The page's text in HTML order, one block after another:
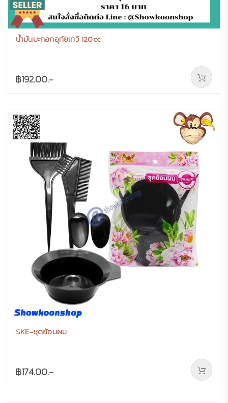
น้ำมันมะกอกอุทัยเทวี 120cc
฿192.00.-
SKE-ชุดย้อมผม
฿174.00.-